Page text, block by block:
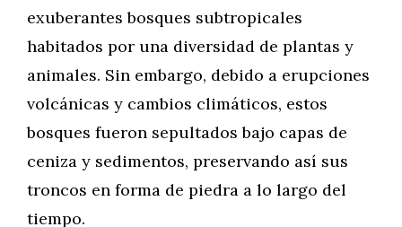
exuberantes bosques subtropicales
habitados por una diversidad de plantas y
animales. Sin embargo, debido a erupciones
volcánicas y cambios climáticos, estos
bosques fueron sepultados bajo capas de
ceniza y sedimentos, preservando así sus
troncos en forma de piedra a lo largo del
tiempo.